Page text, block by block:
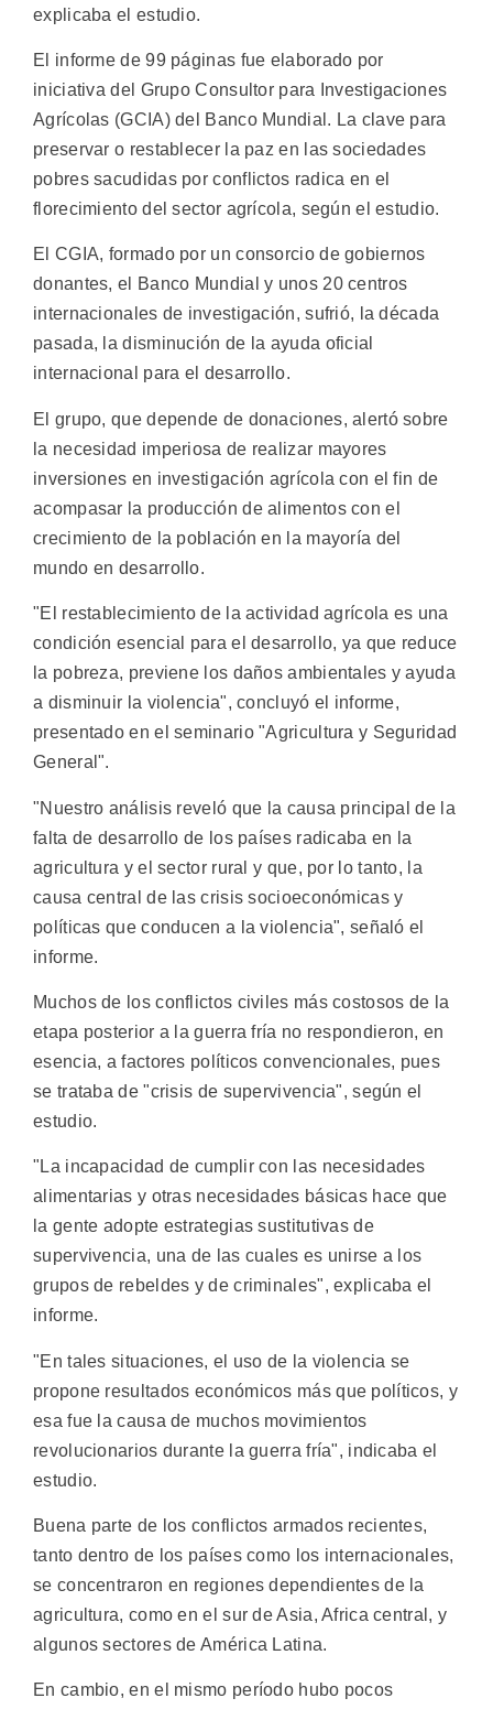
explicaba el estudio.
El informe de 99 páginas fue elaborado por
iniciativa del Grupo Consultor para Investigaciones
Agrícolas (GCIA) del Banco Mundial. La clave para
preservar o restablecer la paz en las sociedades
pobres sacudidas por conflictos radica en el
florecimiento del sector agrícola, según el estudio.
El CGIA, formado por un consorcio de gobiernos
donantes, el Banco Mundial y unos 20 centros
internacionales de investigación, sufrió, la década
pasada, la disminución de la ayuda oficial
internacional para el desarrollo.
El grupo, que depende de donaciones, alertó sobre
la necesidad imperiosa de realizar mayores
inversiones en investigación agrícola con el fin de
acompasar la producción de alimentos con el
crecimiento de la población en la mayoría del
mundo en desarrollo.
"El restablecimiento de la actividad agrícola es una
condición esencial para el desarrollo, ya que reduce
la pobreza, previene los daños ambientales y ayuda
a disminuir la violencia", concluyó el informe,
presentado en el seminario "Agricultura y Seguridad
General".
"Nuestro análisis reveló que la causa principal de la
falta de desarrollo de los países radicaba en la
agricultura y el sector rural y que, por lo tanto, la
causa central de las crisis socioeconómicas y
políticas que conducen a la violencia", señaló el
informe.
Muchos de los conflictos civiles más costosos de la
etapa posterior a la guerra fría no respondieron, en
esencia, a factores políticos convencionales, pues
se trataba de "crisis de supervivencia", según el
estudio.
"La incapacidad de cumplir con las necesidades
alimentarias y otras necesidades básicas hace que
la gente adopte estrategias sustitutivas de
supervivencia, una de las cuales es unirse a los
grupos de rebeldes y de criminales", explicaba el
informe.
"En tales situaciones, el uso de la violencia se
propone resultados económicos más que políticos, y
esa fue la causa de muchos movimientos
revolucionarios durante la guerra fría", indicaba el
estudio.
Buena parte de los conflictos armados recientes,
tanto dentro de los países como los internacionales,
se concentraron en regiones dependientes de la
agricultura, como en el sur de Asia, Africa central, y
algunos sectores de América Latina.
En cambio, en el mismo período hubo pocos